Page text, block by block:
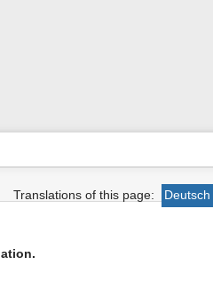
Translations of this page: Deutsch